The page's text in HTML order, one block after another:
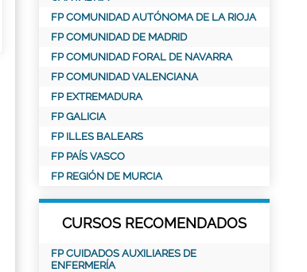
FP COMUNIDAD AUTÓNOMA DE LA RIOJA
FP COMUNIDAD DE MADRID
FP COMUNIDAD FORAL DE NAVARRA
FP COMUNIDAD VALENCIANA
FP EXTREMADURA
FP GALICIA
FP ILLES BALEARS
FP PAÍS VASCO
FP REGIÓN DE MURCIA
CURSOS RECOMENDADOS
FP CUIDADOS AUXILIARES DE
ENFERMERÍA